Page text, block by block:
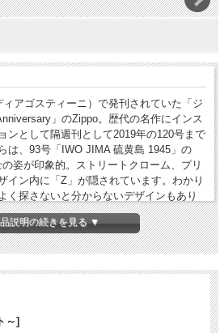
アゴスティーニ）で発刊されていた「ジ
」のZippo。歴代の名作にインス
ンとして隔週刊として2019年の120号まで
は、93号「IWO JIMA 硫黄島 1945」の
姿が印象的。ストリートクローム、プリ
イン内に「Z」が隠されています。わかり
く探さないと分からないデザインもあり
ください。
・新品
合衆国
説明の続きを見る ▼
～]